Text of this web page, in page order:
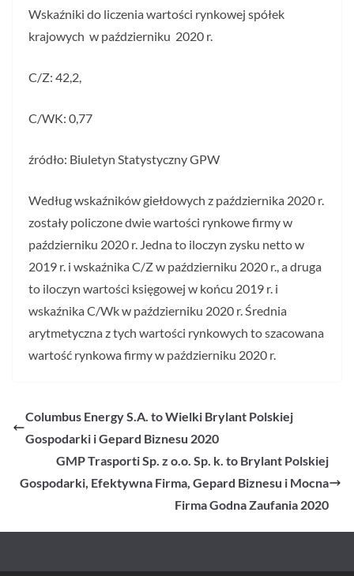
Wskaźniki do liczenia wartości rynkowej spółek
krajowych w październiku 2020 r.
C/Z: 42,2,
C/WK: 0,77
źródło: Biuletyn Statystyczny GPW
Według wskaźników giełdowych z października 2020 r.
zostały policzone dwie wartości rynkowe firmy w
październiku 2020 r. Jedna to iloczyn zysku netto w
2019 r. i wskaźnika C/Z w październiku 2020 r., a druga
to iloczyn wartości księgowej w końcu 2019 r. i
wskaźnika C/Wk w październiku 2020 r. Średnia
arytmetyczna z tych wartości rynkowych to szacowana
wartość rynkowa firmy w październiku 2020 r.
Columbus Energy S.A. to Wielki Brylant Polskiej
Gospodarki i Gepard Biznesu 2020
GMP Trasporti Sp. z o.o. Sp. k. to Brylant Polskiej
Gospodarki, Efektywna Firma, Gepard Biznesu i Mocna
Firma Godna Zaufania 2020